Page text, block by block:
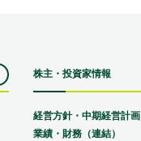
株主・投資家情報
経営方針・中期経営計画
業績・財務（連結）